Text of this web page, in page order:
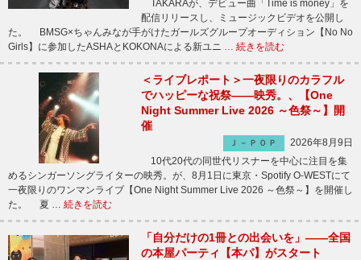
TAKARAが、デビュー曲「Time is money」を
配信リリースし、ミュージックビデオを公開し
た。 BMSG×ちゃんみなが手がけたガールズグループオーディション【No No
Girls】に参加したASHAとKOKONAによる新ユニ … 続きを読む
＜ライブレポート＞一夜限りのカラフル
でハッピーな祝祭――映秀。、【One
Night Summer Live 2026 ～色祭～】開
催
Ｊ－ＰＯＰ
2026年8月9日
10代20代の同世代リスナーを中心に注目を集
めるシンガーソングライターの映秀。が、8月1日に東京・Spotify O-WESTにて
一夜限りのワンマンライブ【One Night Summer Live 2026 ～色祭～】を開催し
た。 夏 … 続きを読む
「自分だけの1冊との出会いを」――全国
の本屋パーティ【本パ】がスタート